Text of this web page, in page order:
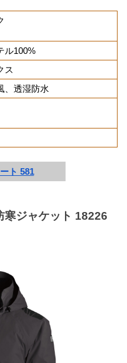
ル100%
ス
、透湿防水
ト 581
寒ジャケット 18226